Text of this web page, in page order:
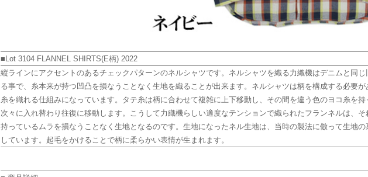
■Lot 3104 FLANNEL SHIRTS(E柄) 2022
縦ラインにアクセントのあるチェックパターンのネルシャツです。ネルシャツを織る力織機はデニムと同
る事で、糸本来が持つ凹凸を損なうことなく生地を織ることが出来ます。ネルシャツは柄を構成する必要
糸を織れる仕組みになっています。タテ糸は柄に合わせて複雑に上下移動し、その間を違う色のヨコ糸を
次々に入れ替わり往復に移動します。こうして力織機らしい適度なテンションで織られたフランネルは、
持っているムラを損なうことなく生地となるのです。生地になったネル生地は、当時の製法に倣って生地
しています。起毛をかけることで柄に柔らかい表情が生まれます。